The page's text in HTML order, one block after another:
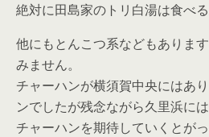
絶対に田島家のトリ白湯は食べ
他にもとんこつ系などもありま
みません。
チャーハンが横須賀中央にはあ
ンでしたが残念ながら久里浜に
チャーハンを期待していくとが